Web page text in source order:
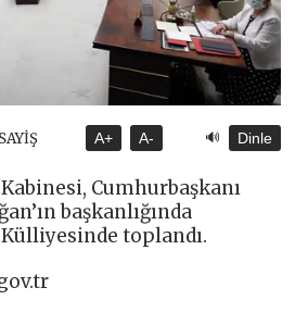
A+ A- 🔊 Dinle
Cumhurbaşkanı
başkanlığında
toplandı.